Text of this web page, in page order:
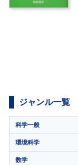
ジャンル一覧
科学一般
環境科学
数学